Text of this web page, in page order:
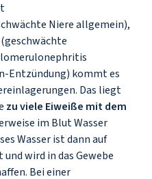
Niere allgemein),
Entzündung) kommt es
Das liegt
zu viele Eiweiße mit dem
im Blut Wasser
Wasser ist dann auf
wird in das Gewebe
Bei einer